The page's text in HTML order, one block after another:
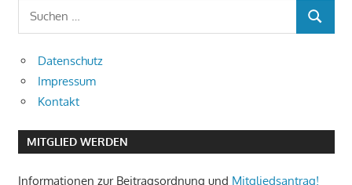
Suchen
SUCHEN
Datenschutz
Impressum
Kontakt
MITGLIED WERDEN
Informationen zur Beitragsordnung und Mitgliedsantrag!